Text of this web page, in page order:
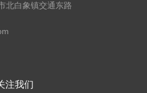
北白象镇交通东路
注我们